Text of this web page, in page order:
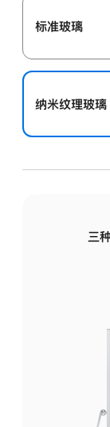
标准玻璃
纳米纹理玻璃
三